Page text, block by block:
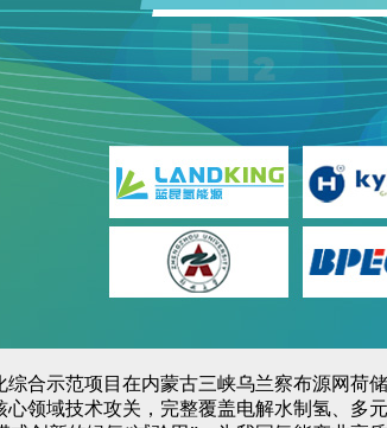
合示范项目在内蒙古三峡乌兰察布源网
心领域技术攻关，完整覆盖电解水制氢、